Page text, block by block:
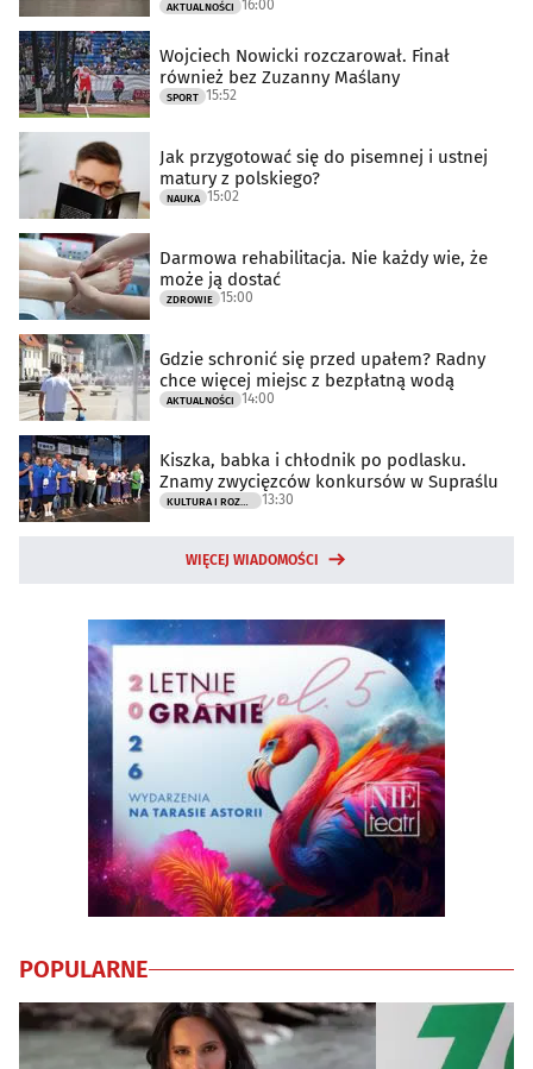
AKTUALNOŚCI 16:00
Wojciech Nowicki rozczarował. Finał
również bez Zuzanny Maślany
SPORT 15:52
Jak przygotować się do pisemnej i ustnej
matury z polskiego?
NAUKA 15:02
Darmowa rehabilitacja. Nie każdy wie, że
może ją dostać
ZDROWIE 15:00
Gdzie schronić się przed upałem? Radny
chce więcej miejsc z bezpłatną wodą
AKTUALNOŚCI 14:00
Kiszka, babka i chłodnik po podlasku.
Znamy zwycięzców konkursów w Supraślu
13:30
WIĘCEJ WIADOMOŚCI
POPULARNE